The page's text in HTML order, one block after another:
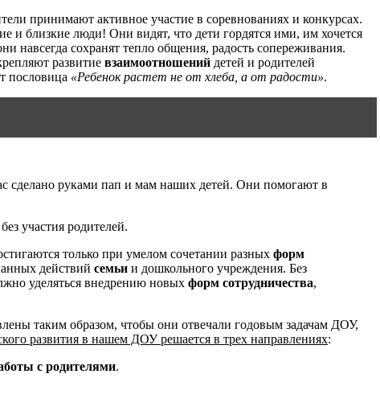
принимают активное участие в соревнованиях и конкурсах.
и близкие люди! Они видят, что дети гордятся ими, им хочется
навсегда сохранят тепло общения, радость сопереживания.
развитие взаимоотношений детей и родителей
пословица «Ребенок растет не от хлеба, а от радости».
сделано руками пап и мам наших детей. Они помогают в
участия родителей.
только при умелом сочетании разных форм
действий семьи и дошкольного учреждения. Без
уделяться внедрению новых форм сотрудничества,
таким образом, чтобы они отвечали годовым задачам ДОУ,
развития в нашем ДОУ решается в трех направлениях:
с родителями.